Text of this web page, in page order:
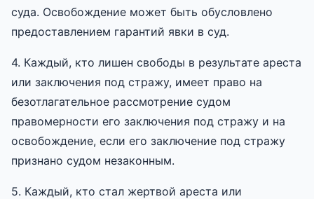
суда. Освобождение может быть обусловлено
предоставлением гарантий явки в суд.
4. Каждый, кто лишен свободы в результате ареста
или заключения под стражу, имеет право на
безотлагательное рассмотрение судом
правомерности его заключения под стражу и на
освобождение, если его заключение под стражу
признано судом незаконным.
5. Каждый, кто стал жертвой ареста или